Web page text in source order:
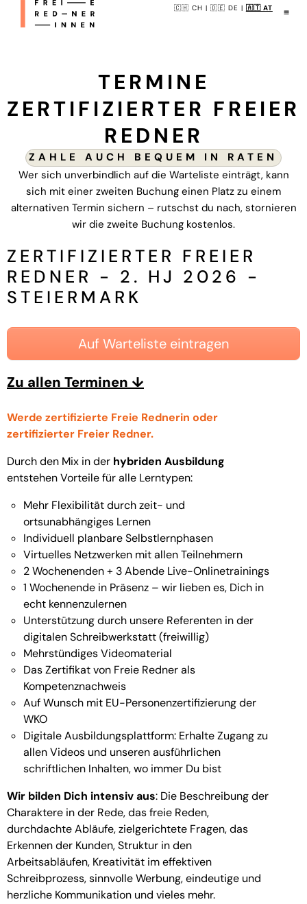
🇨🇭 CH | 🇩🇪 DE | 🇦🇹 AT
TERMINE
ZERTIFIZIERTER FREIER
REDNER
ZAHLE AUCH BEQUEM IN RATEN
Wer sich unverbindlich auf die Warteliste einträgt, kann
sich mit einer zweiten Buchung einen Platz zu einem
alternativen Termin sichern – rutschst du nach, stornieren
wir die zweite Buchung kostenlos.
ZERTIFIZIERTER FREIER
REDNER - 2. HJ 2026 -
STEIERMARK
Auf Warteliste eintragen
Zu allen Terminen ↓
Werde zertifizierte Freie Rednerin oder
zertifizierter Freier Redner.
Durch den Mix in der hybriden Ausbildung
entstehen Vorteile für alle Lerntypen:
Mehr Flexibilität durch zeit- und
ortsunabhängiges Lernen
Individuell planbare Selbstlernphasen
Virtuelles Netzwerken mit allen Teilnehmern
2 Wochenenden + 3 Abende Live-Onlinetrainings
1 Wochenende in Präsenz – wir lieben es, Dich in
echt kennenzulernen
Unterstützung durch unsere Referenten in der
digitalen Schreibwerkstatt (freiwillig)
Mehrstündiges Videomaterial
Das Zertifikat von Freie Redner als
Kompetenznachweis
Auf Wunsch mit EU-Personenzertifizierung der
WKO
Digitale Ausbildungsplattform: Erhalte Zugang zu
allen Videos und unseren ausführlichen
schriftlichen Inhalten, wo immer Du bist
Wir bilden Dich intensiv aus: Die Beschreibung der
Charaktere in der Rede, das freie Reden,
durchdachte Abläufe, zielgerichtete Fragen, das
Erkennen der Kunden, Struktur in den
Arbeitsabläufen, Kreativität im effektiven
Schreibprozess, sinnvolle Werbung, eindeutige und
herzliche Kommunikation und vieles mehr.